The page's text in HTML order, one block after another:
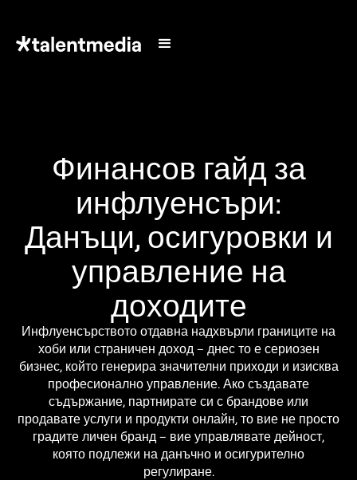
Финансов гайд за
инфлуенсъри:
Данъци, осигуровки и
управление на
доходите
Инфлуенсърството отдавна надхвърли границите на
хоби или страничен доход – днес то е сериозен
бизнес, който генерира значителни приходи и изисква
професионално управление. Ако създавате
съдържание, партнирате си с брандове или
продавате услуги и продукти онлайн, то вие не просто
градите личен бранд – вие управлявате дейност,
която подлежи на данъчно и осигурително
регулиране.